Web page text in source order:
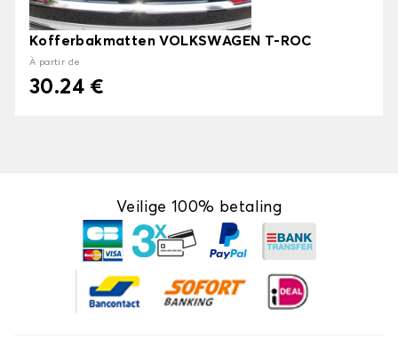
Kofferbakmatten VOLKSWAGEN T-ROC
À partir de
30.24 €
Veilige 100% betaling